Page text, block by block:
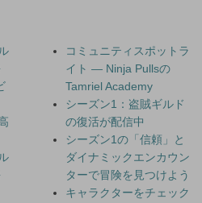
コミュニティスポットラ
イト — Ninja Pullsの
Tamriel Academy
シーズン1：盗賊ギルド
の復活が配信中
シーズン1の「信頼」と
ダイナミックエンカウン
ターで冒険を見つけよう
キャラクターをチェック